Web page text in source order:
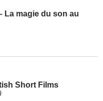
La magie du son au
Short Films